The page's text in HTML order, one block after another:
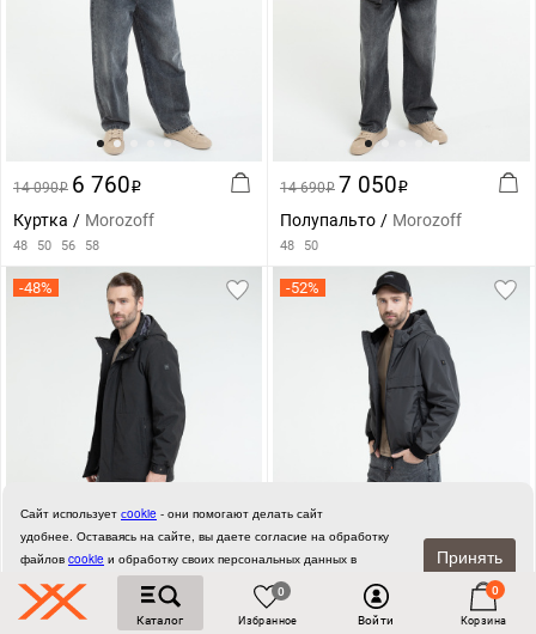
14 090i 6 760i
Куртка Morozoff
48 50 56 58
14 690i 7 050i
Полупальто Morozoff
48 50
-48% -52%
Каталог
0
Избранное Войти
0
Корзина
Сайт использует сookie - они помогают делать сайт
удобнее. Оставаясь на сайте, вы даете согласие на обработку
файлов cookie и обработку своих персональных данных в
соответствии с
Соглашением об обработке персональных данных.
Принять